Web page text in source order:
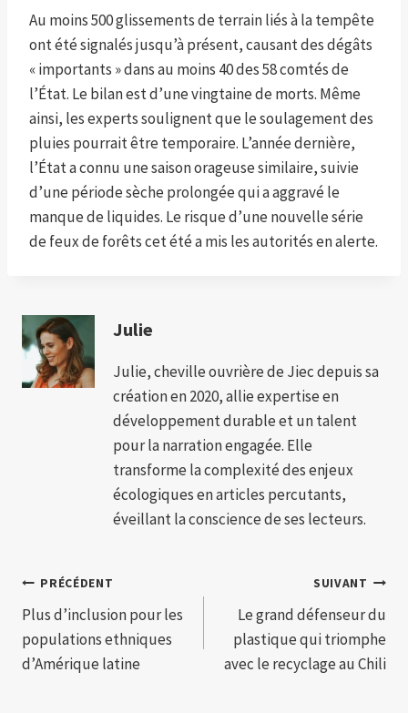
Au moins 500 glissements de terrain liés à la tempête
ont été signalés jusqu’à présent, causant des dégâts
« importants » dans au moins 40 des 58 comtés de
l’État. Le bilan est d’une vingtaine de morts. Même
ainsi, les experts soulignent que le soulagement des
pluies pourrait être temporaire. L’année dernière,
l’État a connu une saison orageuse similaire, suivie
d’une période sèche prolongée qui a aggravé le
manque de liquides. Le risque d’une nouvelle série
de feux de forêts cet été a mis les autorités en alerte.
Julie
Julie, cheville ouvrière de Jiec depuis sa
création en 2020, allie expertise en
développement durable et un talent
pour la narration engagée. Elle
transforme la complexité des enjeux
écologiques en articles percutants,
éveillant la conscience de ses lecteurs.
Navigation
de
l’article
PRÉCÉDENT
Plus d’inclusion pour les
populations ethniques
d’Amérique latine
SUIVANT
Le grand défenseur du
plastique qui triomphe
avec le recyclage au Chili